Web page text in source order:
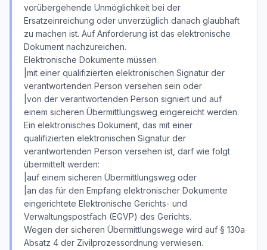
vorübergehende Unmöglichkeit bei der
Ersatzeinreichung oder unverzüglich danach glaubhaft
zu machen ist. Auf Anforderung ist das elektronische
Dokument nachzureichen.
Elektronische Dokumente müssen
|mit einer qualifizierten elektronischen Signatur der
verantwortenden Person versehen sein oder
|von der verantwortenden Person signiert und auf
einem sicheren Übermittlungsweg eingereicht werden.
Ein elektronisches Dokument, das mit einer
qualifizierten elektronischen Signatur der
verantwortenden Person versehen ist, darf wie folgt
übermittelt werden:
|auf einem sicheren Übermittlungsweg oder
|an das für den Empfang elektronischer Dokumente
eingerichtete Elektronische Gerichts- und
Verwaltungspostfach (EGVP) des Gerichts.
Wegen der sicheren Übermittlungswege wird auf § 130a
Absatz 4 der Zivilprozessordnung verwiesen.